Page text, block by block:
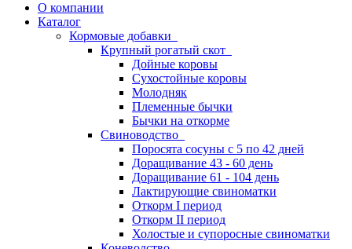
О компании
Каталог
Кормовые добавки
Крупный рогатый скот
Дойные коровы
Сухостойные коровы
Молодняк
Племенные бычки
Бычки на откорме
Свиноводство
Поросята сосуны с 5 по 42 дней
Доращивание 43 - 60 день
Доращивание 61 - 104 день
Лактирующие свиноматки
Откорм I период
Откорм II период
Холостые и супоросные свиноматки